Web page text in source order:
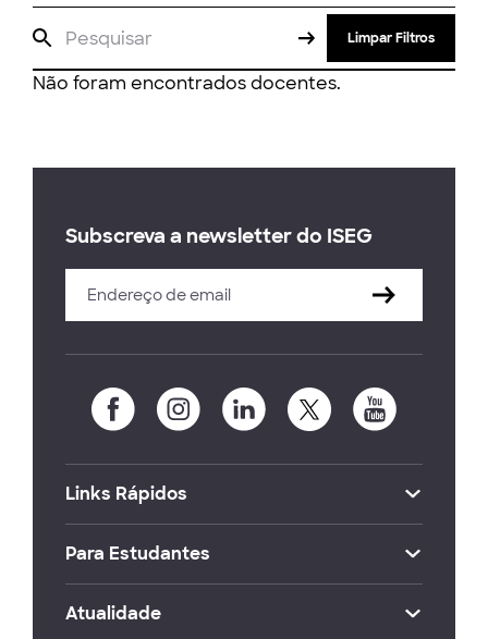
Limpar Filtros
Não foram encontrados docentes.
Subscreva a newsletter do ISEG
Links Rápidos
Para Estudantes
Atualidade